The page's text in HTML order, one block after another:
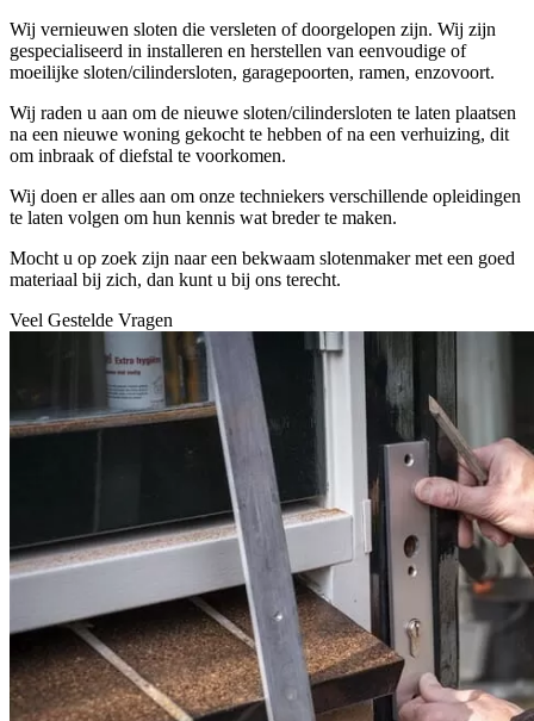
Wij vernieuwen sloten die versleten of doorgelopen zijn. Wij zijn
gespecialiseerd in installeren en herstellen van eenvoudige of
moeilijke sloten/cilindersloten, garagepoorten, ramen, enzovoort.
Wij raden u aan om de nieuwe sloten/cilindersloten te laten plaatsen
na een nieuwe woning gekocht te hebben of na een verhuizing, dit
om inbraak of diefstal te voorkomen.
Wij doen er alles aan om onze techniekers verschillende opleidingen
te laten volgen om hun kennis wat breder te maken.
Mocht u op zoek zijn naar een bekwaam slotenmaker met een goed
materiaal bij zich, dan kunt u bij ons terecht.
Veel Gestelde Vragen